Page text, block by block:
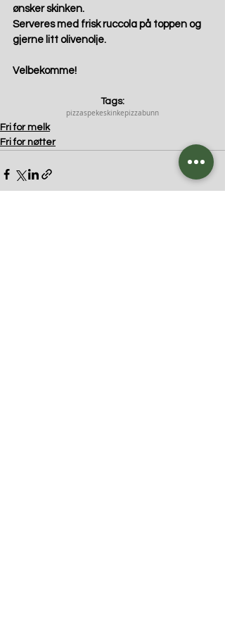
ønsker skinken.
Serveres med frisk ruccola på toppen og
gjerne litt olivenolje.
Velbekomme!
Tags:
pizzaspekeskinkepizzabunn
Fri for melk
Fri for nøtter